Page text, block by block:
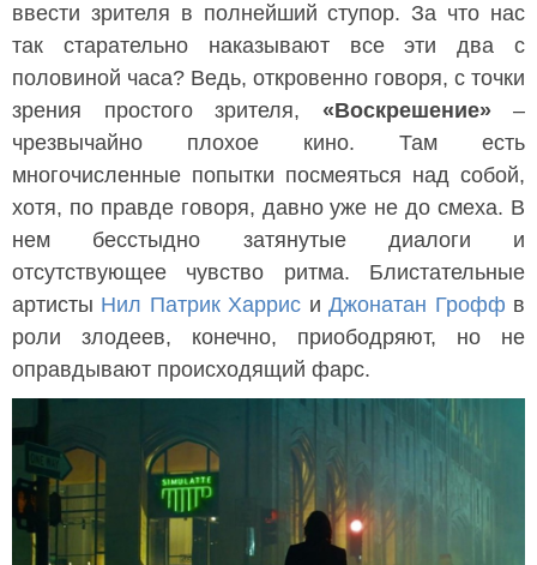
ввести зрителя в полнейший ступор. За что нас
так старательно наказывают все эти два с
половиной часа? Ведь, откровенно говоря, с точки
зрения простого зрителя, «Воскрешение»–
чрезвычайно плохое кино. Там есть
многочисленные попытки посмеяться над собой,
хотя, по правде говоря, давно уже не до смеха. В
нем бесстыдно затянутые диалоги и
отсутствующее чувство ритма. Блистательные
артисты Нил Патрик Харрис иДжонатан Грофф в
роли злодеев, конечно, приободряют, но не
оправдывают происходящий фарс.